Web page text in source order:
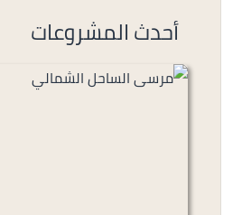
أحدث المشروعات